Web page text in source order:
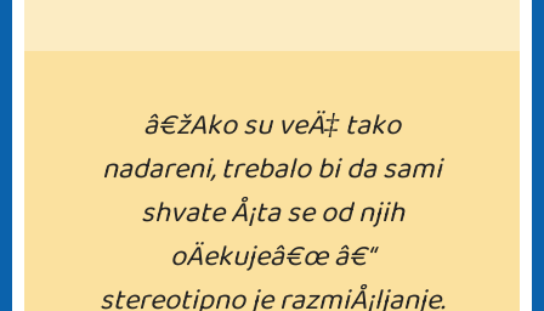
â€žAko su veÄ‡ tako
nadareni, trebalo bi da sami
shvate Å¡ta se od njih
oÄekujeâ€œ â€“